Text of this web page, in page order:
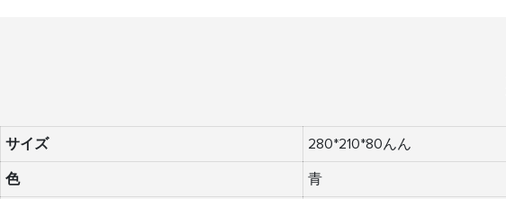
サイズ 280*210*80んん
色 青